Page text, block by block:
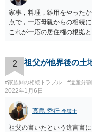
家事，料理，雑用をやった
点で，一応母親からの相続
これが一応の居住権の根拠
2 祖父が他界後の土
#家族間の相続トラブル #遺産分割
2022年1月6日
高島 秀行 弁護士
祖父の書いたという遺言書